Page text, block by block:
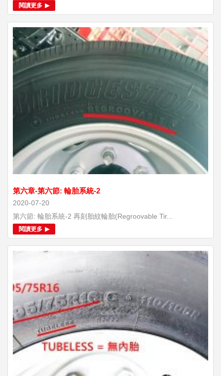
閱讀更多
第六章-第六節: 輪胎系統-2
2020-07-20
第六節: 輪胎系統-2 再刻胎紋輪胎(Regroovable Tir...
閱讀更多